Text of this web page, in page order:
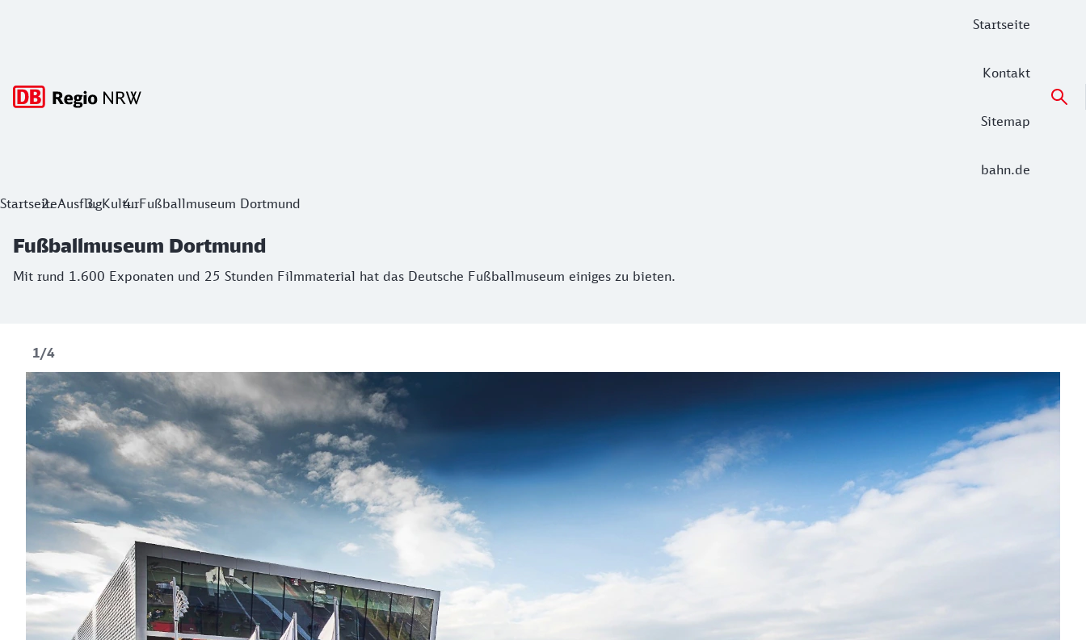
Startseite
Kontakt
Sitemap
bahn.de
Fußballmuseum Dortmund
StartseiteAusflugKulturFußballmuseum Dortmund
Fußballmuseum Dortmund
Mit rund 1.600 Exponaten und 25 Stunden Filmmaterial hat das Deutsche Fußballmuseum einiges zu bieten.
1/4